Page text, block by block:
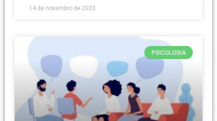
14 de novembro de 2023
PSICOLOGIA